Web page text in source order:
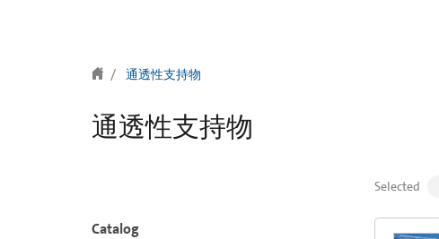
通透性支持物
通透性支持物
Catalog
Selected